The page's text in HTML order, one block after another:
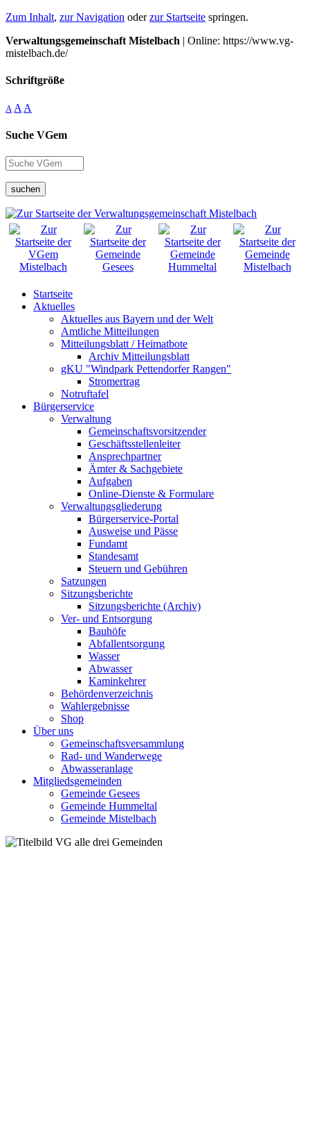
Zum Inhalt, zur Navigation oderzur Startseite springen.
Verwaltungsgemeinschaft Mistelbach | Online: https://www.vg-
mistelbach.de/
Schriftgröße
A A A
Suche VGem
suchen
Startseite
Aktuelles
Aktuelles aus Bayern und der Welt
Amtliche Mitteilungen
Mitteilungsblatt / Heimatbote
Archiv Mitteilungsblatt
gKU "Windpark Pettendorfer Rangen"
Stromertrag
Notruftafel
Bürgerservice
Verwaltung
Gemeinschaftsvorsitzender
Geschäftsstellenleiter
Ansprechpartner
Ämter & Sachgebiete
Aufgaben
Online-Dienste & Formulare
Verwaltungsgliederung
Bürgerservice-Portal
Ausweise und Pässe
Fundamt
Standesamt
Steuern und Gebühren
Satzungen
Sitzungsberichte
Sitzungsberichte (Archiv)
Ver- und Entsorgung
Bauhöfe
Abfallentsorgung
Wasser
Abwasser
Kaminkehrer
Behördenverzeichnis
Wahlergebnisse
Shop
Über uns
Gemeinschaftsversammlung
Rad- und Wanderwege
Abwasseranlage
Mitgliedsgemeinden
Gemeinde Gesees
Gemeinde Hummeltal
Gemeinde Mistelbach